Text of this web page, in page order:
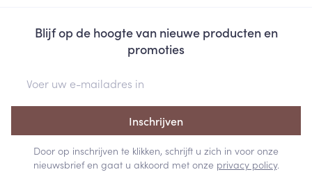
Blijf op de hoogte van nieuwe producten en
promoties
Inschrijven
Door op inschrijven te klikken, schrijft u zich in voor onze
nieuwsbrief en gaat u akkoord met onze privacy policy.